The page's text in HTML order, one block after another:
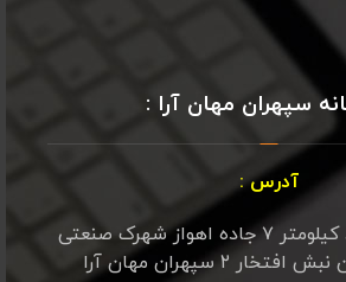
سپهران مهان آرا :
آدرس :
لرستان خرم آباد کیلومتر ۷ جاده اهواز شهرک صنعتی